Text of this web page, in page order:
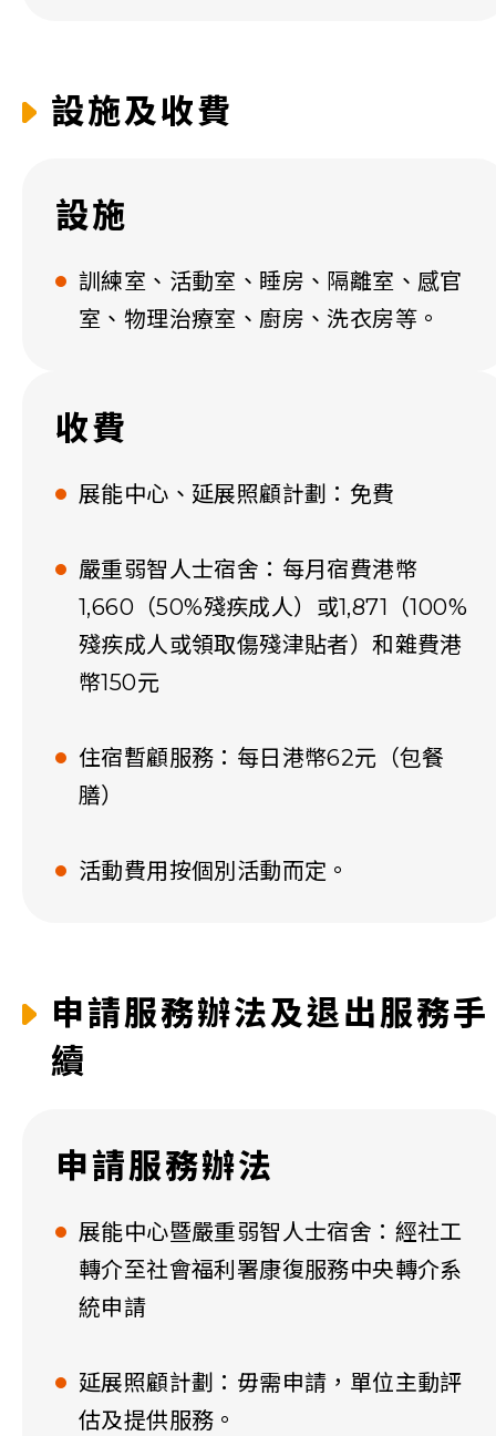
設施及收費
設施
訓練室、活動室、睡房、隔離室、感官
室、物理治療室、廚房、洗衣房等。
收費
展能中心、延展照顧計劃：免費
嚴重弱智人士宿舍：每月宿費港幣
1,660（50%殘疾成人）或1,871（100%
殘疾成人或領取傷殘津貼者）和雜費港
幣150元
住宿暫顧服務：每日港幣62元（包餐
膳）
活動費用按個別活動而定。
申請服務辦法及退出服務手
續
申請服務辦法
展能中心暨嚴重弱智人士宿舍：經社工
轉介至社會福利署康復服務中央轉介系
統申請
延展照顧計劃：毋需申請，單位主動評
估及提供服務。